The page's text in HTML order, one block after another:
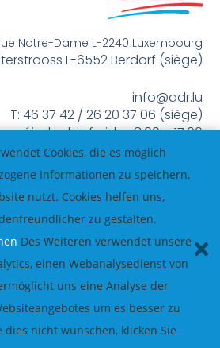
Notre-Dame L-2240 Luxembourg
L-6552 Berdorf (siège)
info@adr.lu
T: 46 37 42 / 26 20 37 06 (siège)
méindes bis freides 8:00 – 17:00
Cookies, die es möglich
Informationen zu speichern,
nutzt. Cookies helfen uns,
zu gestalten.
Des Weiteren verwendet unsere
einen Webanalysedienst von
uns eine Analyse der
um es besser zu
dies nicht wünschen, klicken Sie